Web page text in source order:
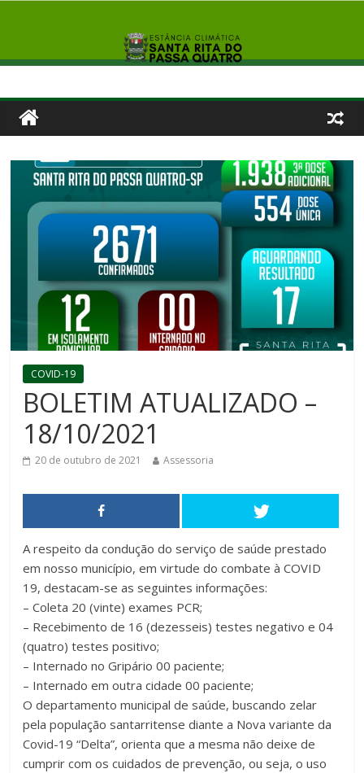
COVID-19
BOLETIM ATUALIZADO –
18/10/2021
20 de outubro de 2021 Assessoria
A respeito da condução do serviço de saúde prestado
em nosso município, em virtude do combate à COVID
19, destacam-se as seguintes informações:
– Coleta 20 (vinte) exames PCR;
– Recebimento de 16 (dezesseis) testes negativo e 04
(quatro) testes positivo;
– Internado no Gripário 00 paciente;
– Internado em outra cidade 00 paciente;
O departamento municipal de saúde, buscando zelar
pela população santarritense diante a Nova variante da
Covid-19 “Delta”, orienta que a mesma não deixe de
cumprir com os cuidados de prevenção, ou seja, o uso